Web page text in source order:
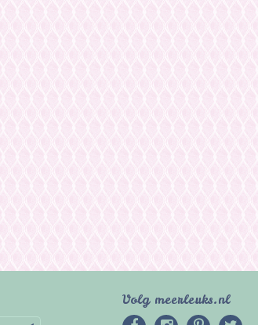
Volg meerleuks.nl